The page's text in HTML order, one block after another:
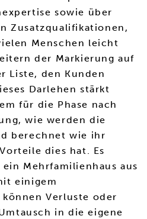
sowie über
Zusatzqualifikationen,
Menschen leicht
der Markierung auf
Liste, den Kunden
Darlehen stärkt
für die Phase nach
wie werden die
berechnet wie ihr
dies hat. Es
Mehrfamilienhaus aus
einigem
Verluste oder
in die eigene